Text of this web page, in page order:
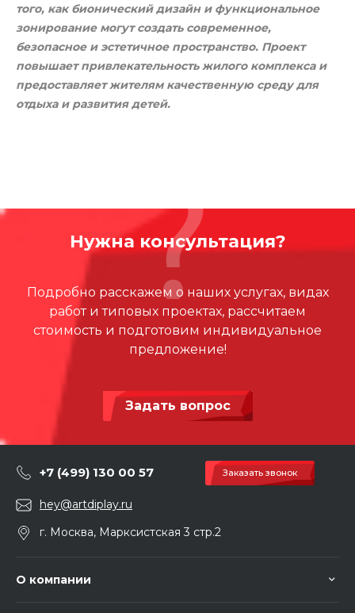
того, как бионический дизайн и функциональное
зонирование могут создать современное,
безопасное и эстетичное пространство. Проект
повышает привлекательность жилого комплекса и
предоставляет жителям качественную среду для
отдыха и развития детей.
Нужна консультация?
Подробно расскажем о наших услугах, видах
работ и типовых проектах, рассчитаем
стоимость и подготовим индивидуальное
предложение!
Задать вопрос
+7 (499) 130 00 57 Заказать звонок
hey@artdiplay.ru
г. Москва, Марксистская 3 стр.2
О компании